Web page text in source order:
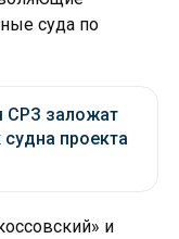
суда по
СРЗ заложат
проекта
и